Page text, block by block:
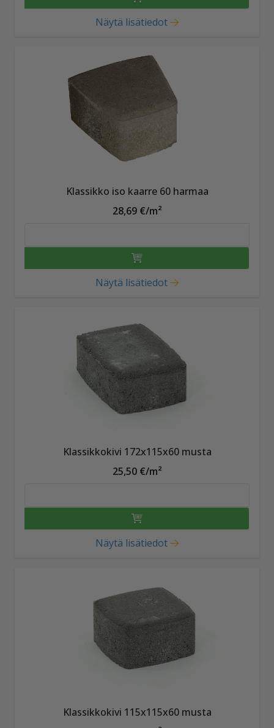
Näytä lisätiedot
Klassikko iso kaarre 60 harmaa
28,69 €/m²
Näytä lisätiedot
Klassikkokivi 172x115x60 musta
25,50 €/m²
Näytä lisätiedot
Klassikkokivi 115x115x60 musta